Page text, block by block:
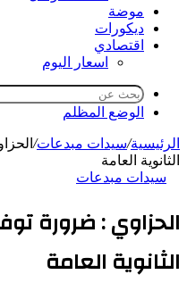
موضة
ديكورات
اقتصادي
اسعار اليوم
الوضع المظلم
الرئيسية/سيدات مبدعات/
الثانوية العامة
سيدات مبدعات
الحزاوي : ضرورة
الثانوية العامة